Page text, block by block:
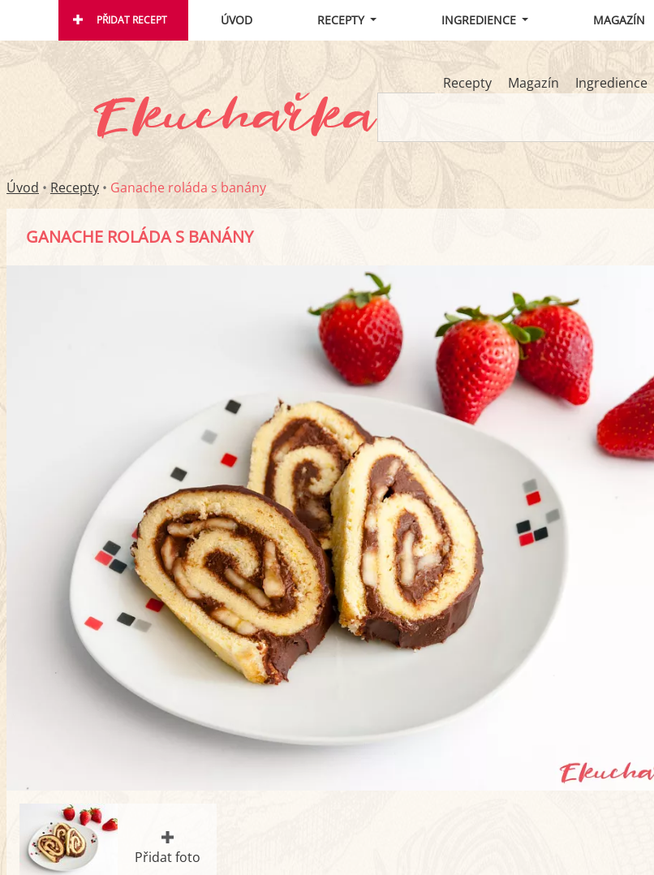
PŘIDAT RECEPT ÚVOD RECEPTY INGREDIENCE MAGAZÍN
Recepty Magazín
Ingredience
Úvod • Recepty • Ganache roláda s banány
GANACHE ROLÁDA S BANÁNY
Přidat foto